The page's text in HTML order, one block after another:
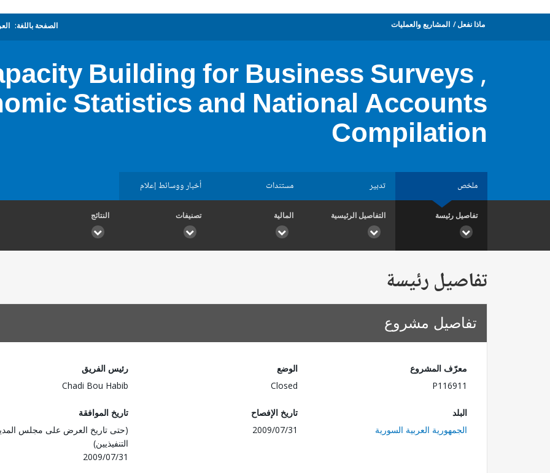
ماذا نفعل المشاريع والعمليات الصفحة باللغة:
Building for Business Surveys ,
Statistics and National Accounts
Compilation
ملخص تدبير مستندات أخبار ووسائط إعلام
تفاصيل رئيسة التفاصيل الرئيسية المالية تصنيفات النتائج
تفاصيل رئيسة
تفاصيل مشروع
معرّف المشروع
P116911
الوضع
Closed
رئيس الفريق
Chadi Bou Habib
البلد
الجمهورية العربية السورية
تاريخ الإفصاح
2009/07/31
تاريخ الموافقة
(حتى تاريخ العرض على مجلس
التنفيذيين)
2009/07/31